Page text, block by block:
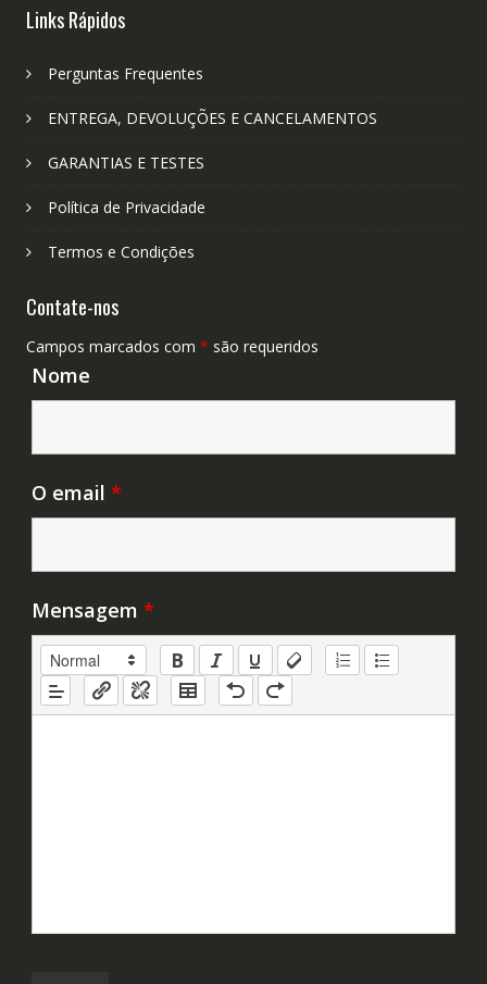
Links Rápidos
Perguntas Frequentes
ENTREGA, DEVOLUÇÕES E CANCELAMENTOS
GARANTIAS E TESTES
Política de Privacidade
Termos e Condições
Contate-nos
Campos marcados com * são requeridos
Nome
O email *
Mensagem *